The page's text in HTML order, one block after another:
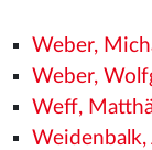
Weber,
Weber,
Weff,
Weidenbalk,